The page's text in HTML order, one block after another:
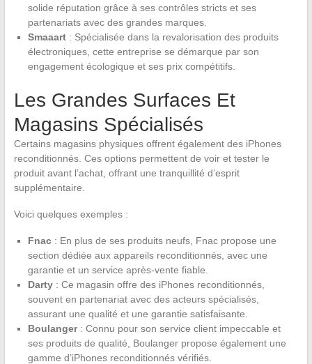
solide réputation grâce à ses contrôles stricts et ses
partenariats avec des grandes marques.
Smaaart: Spécialisée dans la revalorisation des produits
électroniques, cette entreprise se démarque par son
engagement écologique et ses prix compétitifs.
Les Grandes Surfaces Et
Magasins Spécialisés
Certains magasins physiques offrent également des iPhones
reconditionnés. Ces options permettent de voir et tester le
produit avant l’achat, offrant une tranquillité d’esprit
supplémentaire.
Voici quelques exemples :
Fnac: En plus de ses produits neufs, Fnac propose une
section dédiée aux appareils reconditionnés, avec une
garantie et un service après-vente fiable.
Darty: Ce magasin offre des iPhones reconditionnés,
souvent en partenariat avec des acteurs spécialisés,
assurant une qualité et une garantie satisfaisante.
Boulanger: Connu pour son service client impeccable et
ses produits de qualité, Boulanger propose également une
gamme d’iPhones reconditionnés vérifiés.